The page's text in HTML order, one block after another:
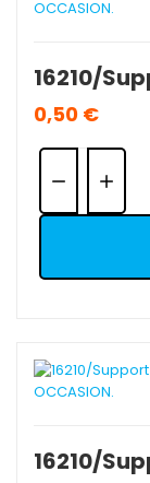
0,50 €
Quantité: